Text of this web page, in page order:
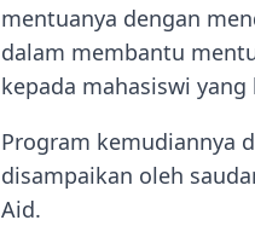
mentuanya dengan
dalam membantu
kepada mahasiswi yang
Program kemudiannya
disampaikan oleh
Aid.